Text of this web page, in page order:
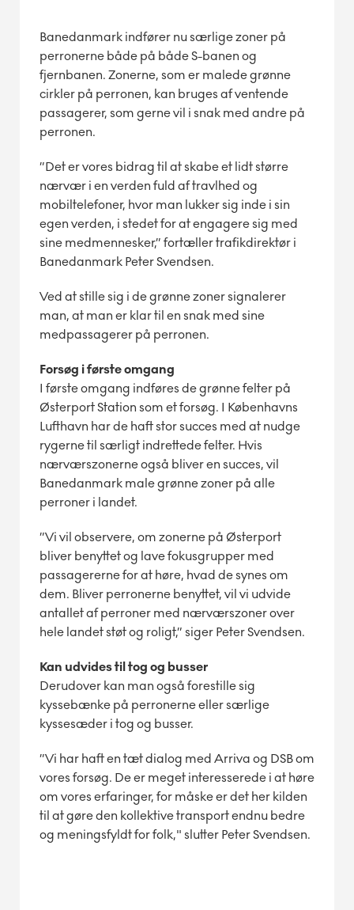
Banedanmark indfører nu særlige zoner på
perronerne både på både S-banen og
fjernbanen. Zonerne, som er malede grønne
cirkler på perronen, kan bruges af ventende
passagerer, som gerne vil i snak med andre på
perronen.
”Det er vores bidrag til at skabe et lidt større
nærvær i en verden fuld af travlhed og
mobiltelefoner, hvor man lukker sig inde i sin
egen verden, i stedet for at engagere sig med
sine medmennesker,” fortæller trafikdirektør i
Banedanmark Peter Svendsen.
Ved at stille sig i de grønne zoner signalerer
man, at man er klar til en snak med sine
medpassagerer på perronen.
Forsøg i første omgang
I første omgang indføres de grønne felter på
Østerport Station som et forsøg. I Københavns
Lufthavn har de haft stor succes med at nudge
rygerne til særligt indrettede felter. Hvis
nærværszonerne også bliver en succes, vil
Banedanmark male grønne zoner på alle
perroner i landet.
”Vi vil observere, om zonerne på Østerport
bliver benyttet og lave fokusgrupper med
passagererne for at høre, hvad de synes om
dem. Bliver perronerne benyttet, vil vi udvide
antallet af perroner med nærværszoner over
hele landet støt og roligt,” siger Peter Svendsen.
Kan udvides til tog og busser
Derudover kan man også forestille sig
kyssebænke på perronerne eller særlige
kyssesæder i tog og busser.
”Vi har haft en tæt dialog med Arriva og DSB om
vores forsøg. De er meget interesserede i at høre
om vores erfaringer, for måske er det her kilden
til at gøre den kollektive transport endnu bedre
og meningsfyldt for folk," slutter Peter Svendsen.